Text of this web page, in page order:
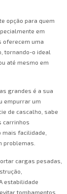
opção para quem
em
oferecem uma
tornando-o ideal
até mesmo em
grandes é a sua
empurrar um
de cascalho, sabe
carrinhos
facilidade,
problemas.
cargas pesadas,
estabilidade
tombamentos,